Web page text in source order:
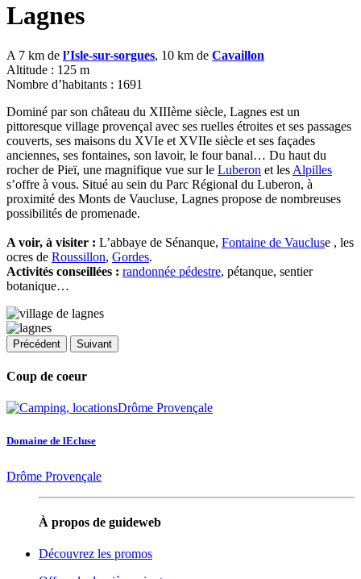
Lagnes
A 7 km de l’Isle-sur-sorgues, 10 km de Cavaillon
Altitude : 125 m
Nombre d’habitants : 1691
Dominé par son château du XIIIème siècle, Lagnes est un
pittoresque village provençal avec ses ruelles étroites et ses passages
couverts, ses maisons du XVIe et XVIIe siècle et ses façades
anciennes, ses fontaines, son lavoir, le four banal… Du haut du
rocher de Pieï, une magnifique vue sur le Luberon et les Alpilles
s’offre à vous. Situé au sein du Parc Régional du Luberon, à
proximité des Monts de Vaucluse, Lagnes propose de nombreuses
possibilités de promenade.
A voir, à visiter : L’abbaye de Sénanque, Fontaine de Vaucluse , les
ocres de Roussillon, Gordes.
Activités conseillées : randonnée pédestre, pétanque, sentier
botanique…
Précédent Suivant
Coup de coeur
Domaine de lEcluse
Drôme Provençale
À propos de guideweb
Découvrez les promos